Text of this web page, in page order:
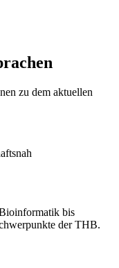
zu dem aktuellen
bis
der THB.